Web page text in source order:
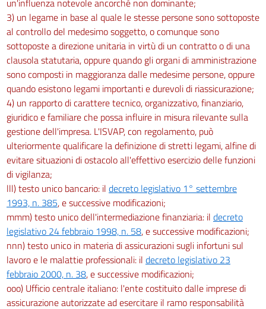
un'influenza notevole ancorché non dominante;
3) un legame in base al quale le stesse persone sono sottoposte
al controllo del medesimo soggetto, o comunque sono
sottoposte a direzione unitaria in virtù di un contratto o di una
clausola statutaria, oppure quando gli organi di amministrazione
sono composti in maggioranza dalle medesime persone, oppure
quando esistono legami importanti e durevoli di riassicurazione;
4) un rapporto di carattere tecnico, organizzativo, finanziario,
giuridico e familiare che possa influire in misura rilevante sulla
gestione dell'impresa. L'ISVAP, con regolamento, può
ulteriormente qualificare la definizione di stretti legami, alfine di
evitare situazioni di ostacolo all'effettivo esercizio delle funzioni
di vigilanza;
lll) testo unico bancario: il decreto legislativo 1° settembre
1993, n. 385, e successive modificazioni;
mmm) testo unico dell'intermediazione finanziaria: il decreto
legislativo 24 febbraio 1998, n. 58, e successive modificazioni;
nnn) testo unico in materia di assicurazioni sugli infortuni sul
lavoro e le malattie professionali: il decreto legislativo 23
febbraio 2000, n. 38, e successive modificazioni;
ooo) Ufficio centrale italiano: l'ente costituito dalle imprese di
assicurazione autorizzate ad esercitare il ramo responsabilità